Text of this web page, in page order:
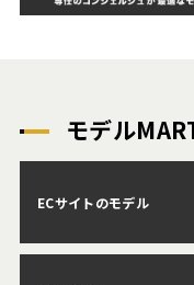
モデル
ECサイトのモデル